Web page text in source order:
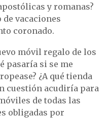
y romanas?
vacaciones
coronado.
móvil regalo de los
pasaría si se me
¿A qué tienda
cuestión acudiría para
de todas las
obligadas por